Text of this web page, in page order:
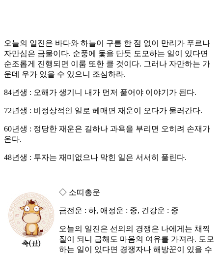
오늘의 일진은 바다와 하늘이 구름 한 점 없이 만리가 푸르나
자만심은 금물이다. 순풍에 돛을 단듯 도모하는 일이 있다면
순조롭게 진행되면 이룸 또한 클 것이다. 그러나 자만하는 가
운데 우가 있을 수 있으니 조심하라.
84년생 : 오해가 생기니 내가 먼저 풀어야 이야기가 된다.
72년생 : 비정상적인 일로 헤매면 재운이 오다가 물러간다.
60년생 : 정당한 재운은 길하나 과욕을 부리면 오히려 손재가
온다.
48년생 : 투자는 재미없으나 막힌 일은 서서히 풀린다.
◇ 소띠총운
금전운 : 하, 애정운 : 중, 건강운 : 중
오늘의 일진은 선의의 경쟁은 나에게는 채찍
질이 되니 급해도 마음의 여유를 가져라. 도모
하는 일이 있다면 경쟁자나 해방꾼이 있을 수